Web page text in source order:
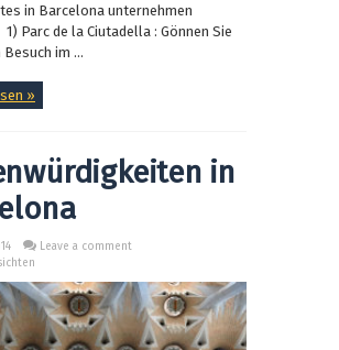
in Barcelona unternehmen
Parc de la Ciutadella : Gönnen Sie
im ...
»
in
Leave a comment